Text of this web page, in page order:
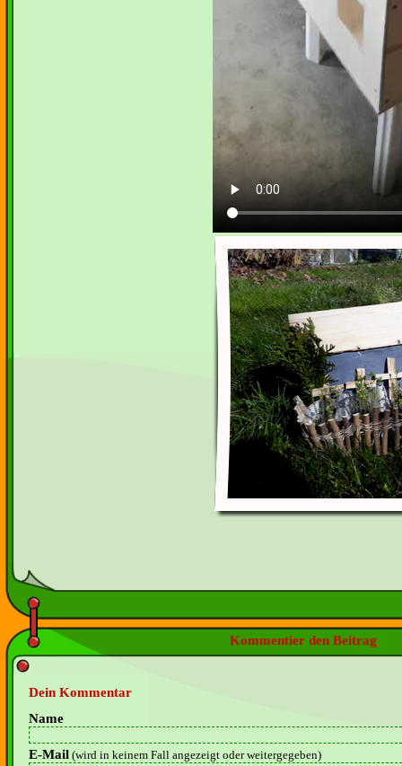
Kommentier den Beitrag
Dein Kommentar
Name
E-Mail (wird in keinem Fall angezeigt oder weitergegeben)